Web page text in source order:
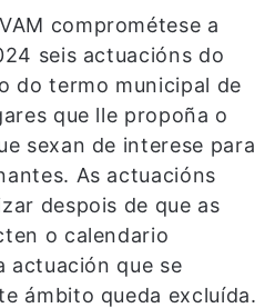
comprométese a
seis actuacións do
do termo municipal de
que lle propoña o
sexan de interese para
As actuacións
despois de que as
o calendario
actuación que se
ámbito queda excluída.